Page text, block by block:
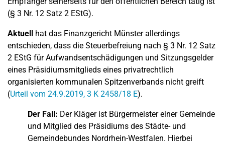
(§ 3 Nr. 12 Satz 2 EStG).
Aktuell hat das Finanzgericht Münster allerdings
entschieden, dass die Steuerbefreiung nach § 3 Nr. 12 Satz
2 EStG für Aufwandsentschädigungen und Sitzungsgelder
eines Präsidiumsmitglieds eines privatrechtlich
organisierten kommunalen Spitzenverbands nicht greift
(Urteil vom 24.9.2019, 3 K 2458/18 E).
Der Fall: Der Kläger ist Bürgermeister einer Gemeinde
und Mitglied des Präsidiums des Städte- und
Gemeindebundes Nordrhein-Westfalen. Hierbei